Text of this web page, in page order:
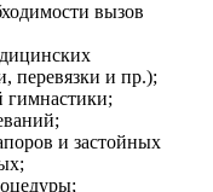
вызов
перевязки и пр.);
гимнастики;
и застойных